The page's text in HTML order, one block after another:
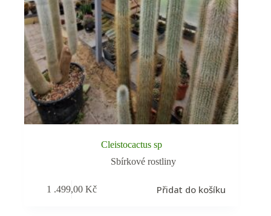
Cleistocactus sp
Sbírkové rostliny
1 .499,00Kč Přidat do košíku